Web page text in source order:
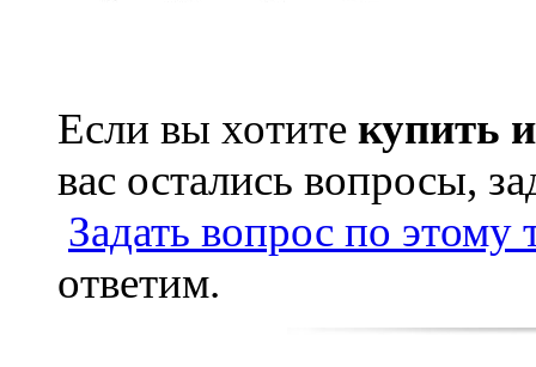
Если вы хотите купить
вас остались вопросы,
Задать вопрос по этому
ответим.